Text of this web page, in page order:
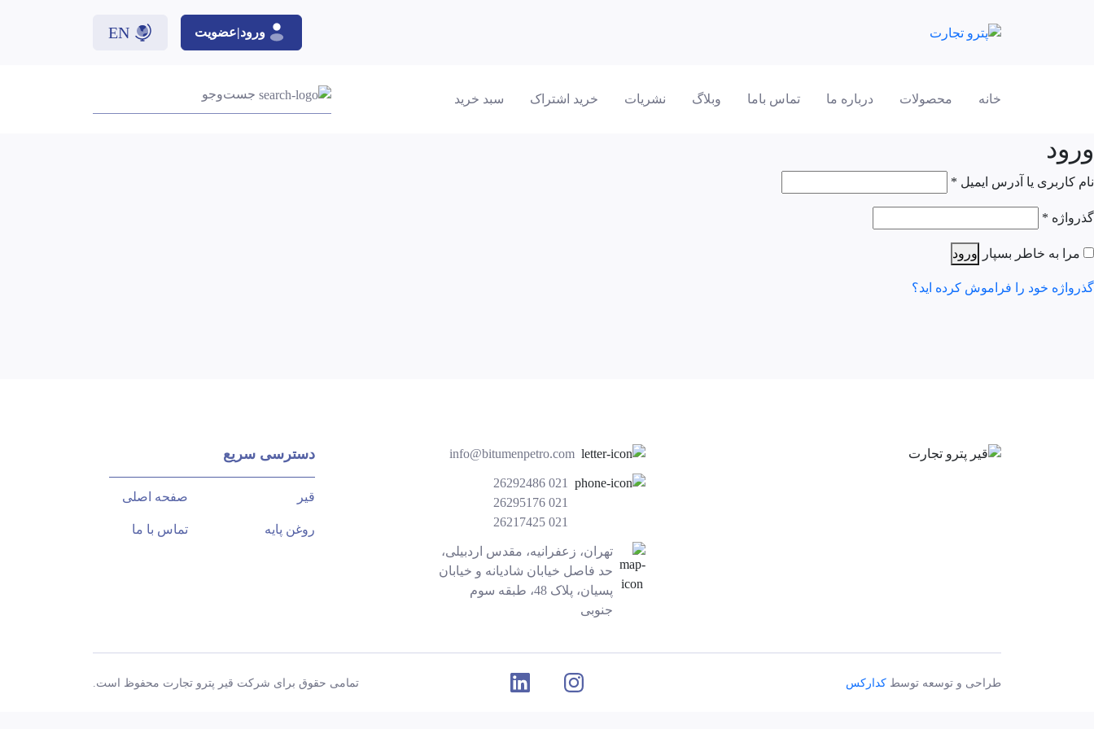
ورود|عضویت EN
خانه محصولات درباره ما تماس باما وبلاگ نشریات خرید اشتراک سبد خرید جست‌وجو
ورود
نام کاربری یا آدرس ایمیل *
گذرواژه *
مرا به خاطر بسپار ورود
گذرواژه خود را فراموش کرده اید؟
info@bitumenpetro.com
26292486 021
26295176 021
26217425 021
تهران، زعفرانیه، مقدس اردبیلی،
حد فاصل خیابان شادیانه و خیابان
پسیان، پلاک 48، طبقه سوم
جنوبی
دسترسی سریع
قیر
روغن پایه
صفحه اصلی
تماس با ما
طراحی و توسعه توسط کدارکس تمامی حقوق برای شرکت قیر پترو تجارت محفوظ است.